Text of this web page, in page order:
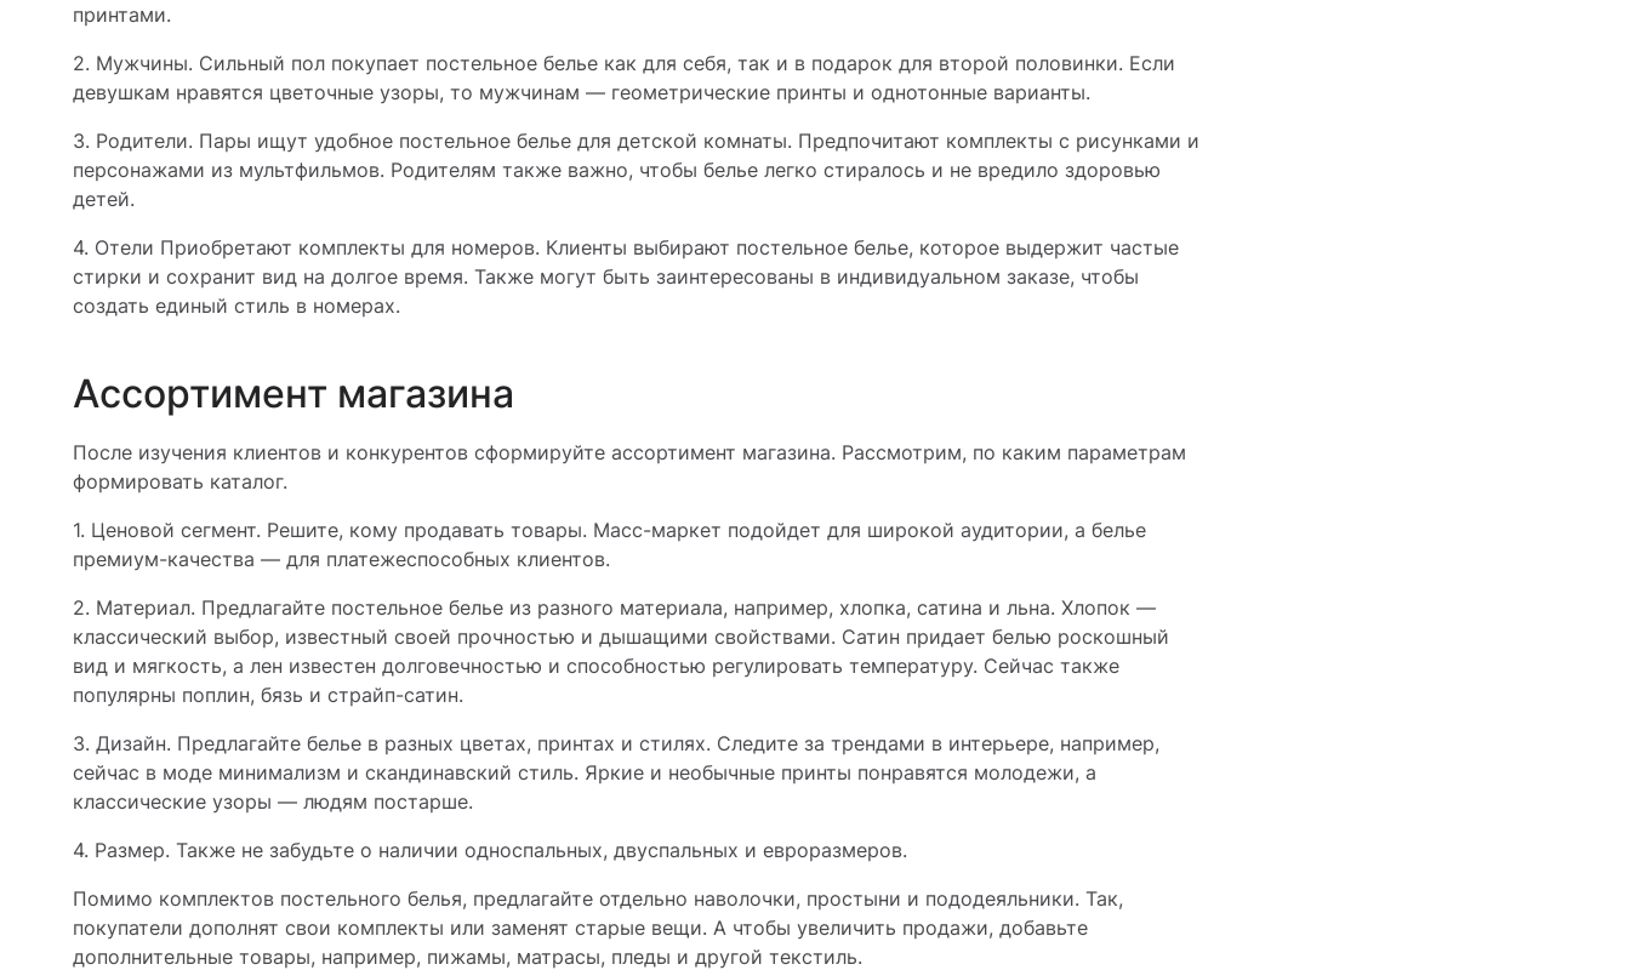
принтами.
2. Мужчины. Сильный пол покупает постельное белье как для себя, так и в подарок для второй половинки. Если
девушкам нравятся цветочные узоры, то мужчинам — геометрические принты и однотонные варианты.
3. Родители. Пары ищут удобное постельное белье для детской комнаты. Предпочитают комплекты с рисунками и
персонажами из мультфильмов. Родителям также важно, чтобы белье легко стиралось и не вредило здоровью
детей.
4. Отели Приобретают комплекты для номеров. Клиенты выбирают постельное белье, которое выдержит частые
стирки и сохранит вид на долгое время. Также могут быть заинтересованы в индивидуальном заказе, чтобы
создать единый стиль в номерах.
Ассортимент магазина
После изучения клиентов и конкурентов сформируйте ассортимент магазина. Рассмотрим, по каким параметрам
формировать каталог.
1. Ценовой сегмент. Решите, кому продавать товары. Масс-маркет подойдет для широкой аудитории, а белье
премиум-качества — для платежеспособных клиентов.
2. Материал. Предлагайте постельное белье из разного материала, например, хлопка, сатина и льна. Хлопок —
классический выбор, известный своей прочностью и дышащими свойствами. Сатин придает белью роскошный
вид и мягкость, а лен известен долговечностью и способностью регулировать температуру. Сейчас также
популярны поплин, бязь и страйп-сатин.
3. Дизайн. Предлагайте белье в разных цветах, принтах и стилях. Следите за трендами в интерьере, например,
сейчас в моде минимализм и скандинавский стиль. Яркие и необычные принты понравятся молодежи, а
классические узоры — людям постарше.
4. Размер. Также не забудьте о наличии односпальных, двуспальных и евроразмеров.
Помимо комплектов постельного белья, предлагайте отдельно наволочки, простыни и пододеяльники. Так,
покупатели дополнят свои комплекты или заменят старые вещи. А чтобы увеличить продажи, добавьте
дополнительные товары, например, пижамы, матрасы, пледы и другой текстиль.